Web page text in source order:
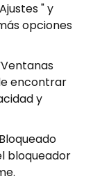
" y
opciones
encontrar
y
bloqueador